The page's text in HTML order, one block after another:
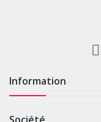
Information